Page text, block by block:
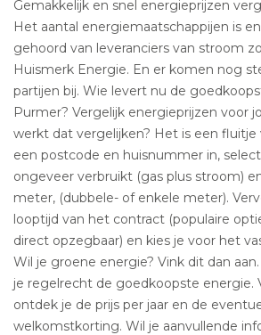
Gemakkelijk en snel energieprijzen
Het aantal energiemaatschappijen is
gehoord van leveranciers van stroom
Huismerk Energie. En er komen nog
partijen bij. Wie levert nu de
Purmer? Vergelijk energieprijzen voor
werkt dat vergelijken? Het is een fluitje
een postcode en huisnummer in,
ongeveer verbruikt (gas plus stroom)
meter, (dubbele- of enkele meter).
looptijd van het contract (populaire
direct opzegbaar) en kies je voor het
Wil je groene energie? Vink dit dan
je regelrecht de goedkoopste energie.
ontdek je de prijs per jaar en de
welkomstkorting. Wil je aanvullende